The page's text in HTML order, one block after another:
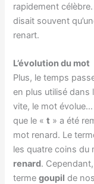
rapidement
disait souvent
renart.
L’évolution du mot
Plus, le temps
en plus utilisé dans
vite, le mot évolue…
que le «t » a été
mot renard. Le
les quatre coins du
renard.
termegoupil de